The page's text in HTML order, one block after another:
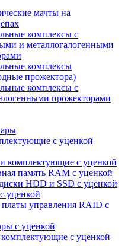
мачты на
комплексы с
и металлогалогенными
комплексы
прожектора)
комплексы с
прожекторами
с уценкой
комплектующие с уценкой
память RAM с уценкой
HDD и SSD с уценкой
уценкой
управления RAID с
с уценкой
с уценкой